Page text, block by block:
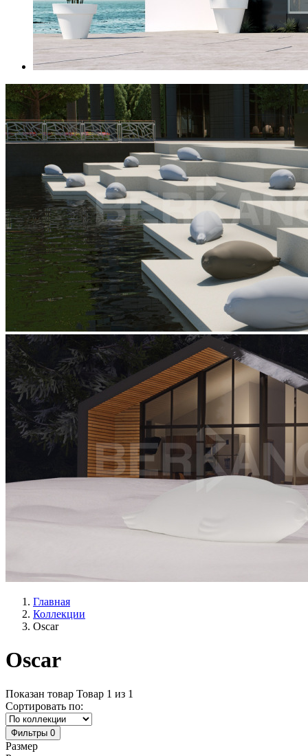
Главная
Коллекции
Oscar
Oscar
Показан товар Товар 1 из 1
Сортировать по:
Фильтры 0
Размер